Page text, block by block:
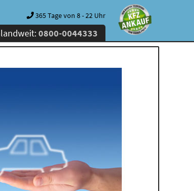
365 Tage von 8 - 22 Uhr
0800-0044333